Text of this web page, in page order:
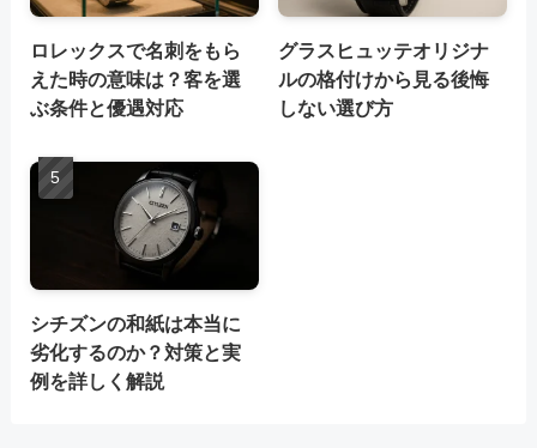
ロレックスで名刺をもら
えた時の意味は？客を選
ぶ条件と優遇対応
グラスヒュッテオリジナ
ルの格付けから見る後悔
しない選び方
シチズンの和紙は本当に
劣化するのか？対策と実
例を詳しく解説